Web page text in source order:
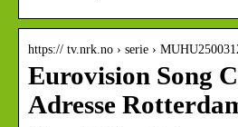
https:// tv.nrk.no › serie ›
Eurovision Song
Adresse